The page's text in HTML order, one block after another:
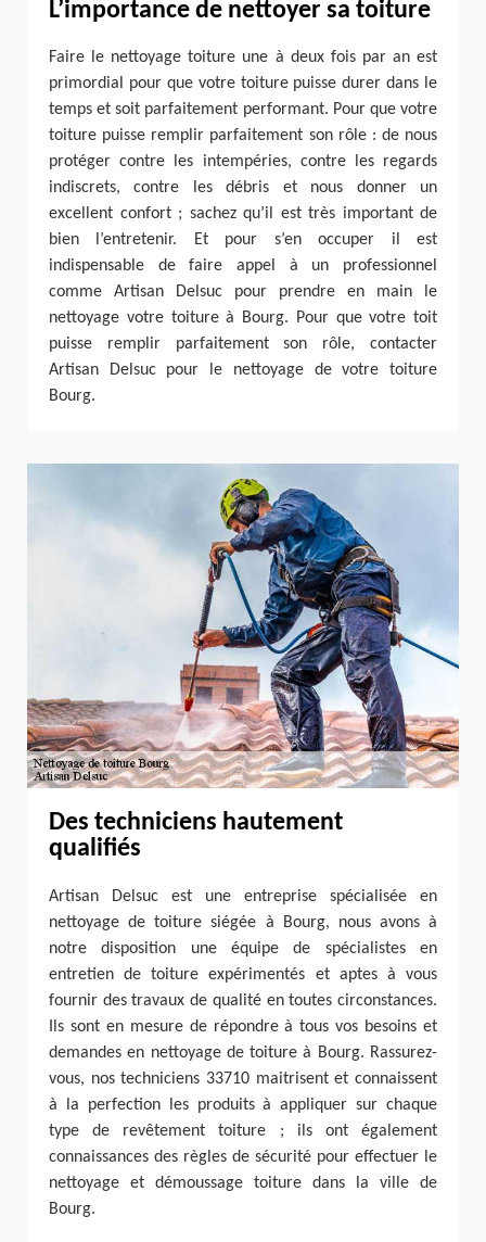
L’importance de nettoyer sa toiture
Faire le nettoyage toiture une à deux fois par an est
primordial pour que votre toiture puisse durer dans le
temps et soit parfaitement performant. Pour que votre
toiture puisse remplir parfaitement son rôle : de nous
protéger contre les intempéries, contre les regards
indiscrets, contre les débris et nous donner un
excellent confort ; sachez qu’il est très important de
bien l’entretenir. Et pour s’en occuper il est
indispensable de faire appel à un professionnel
comme Artisan Delsuc pour prendre en main le
nettoyage votre toiture à Bourg. Pour que votre toit
puisse remplir parfaitement son rôle, contacter
Artisan Delsuc pour le nettoyage de votre toiture
Bourg.
Des techniciens hautement
qualifiés
Artisan Delsuc est une entreprise spécialisée en
nettoyage de toiture siégée à Bourg, nous avons à
notre disposition une équipe de spécialistes en
entretien de toiture expérimentés et aptes à vous
fournir des travaux de qualité en toutes circonstances.
Ils sont en mesure de répondre à tous vos besoins et
demandes en nettoyage de toiture à Bourg. Rassurez-
vous, nos techniciens 33710 maitrisent et connaissent
à la perfection les produits à appliquer sur chaque
type de revêtement toiture ; ils ont également
connaissances des règles de sécurité pour effectuer le
nettoyage et démoussage toiture dans la ville de
Bourg.